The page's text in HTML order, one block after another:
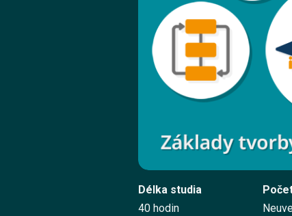
Délka studia
40 hodin